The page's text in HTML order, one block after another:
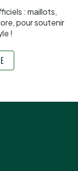
: maillots,
pour soutenir
!